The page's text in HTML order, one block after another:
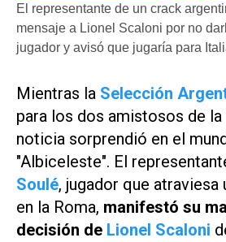
El representante de un crack
mensaje a Lionel Scaloni por no
jugador y avisó que jugaría para
Mientras la Selección
para los dos amistosos de la
noticia sorprendió en el
"Albiceleste". El
Soulé, jugador que atraviesa
en la Roma, manifestó su
decisión de Lionel Scaloni